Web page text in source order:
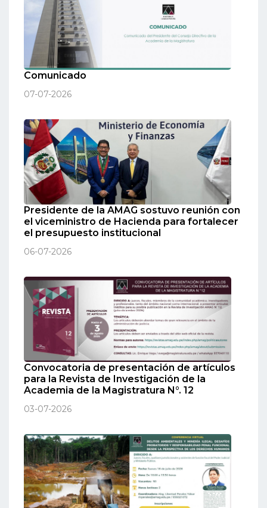
Comunicado
07-07-2026
Presidente de la AMAG sostuvo reunión con
el viceministro de Hacienda para fortalecer
el presupuesto institucional
06-07-2026
Convocatoria de presentación de artículos
para la Revista de Investigación de la
Academia de la Magistratura N°. 12
03-07-2026